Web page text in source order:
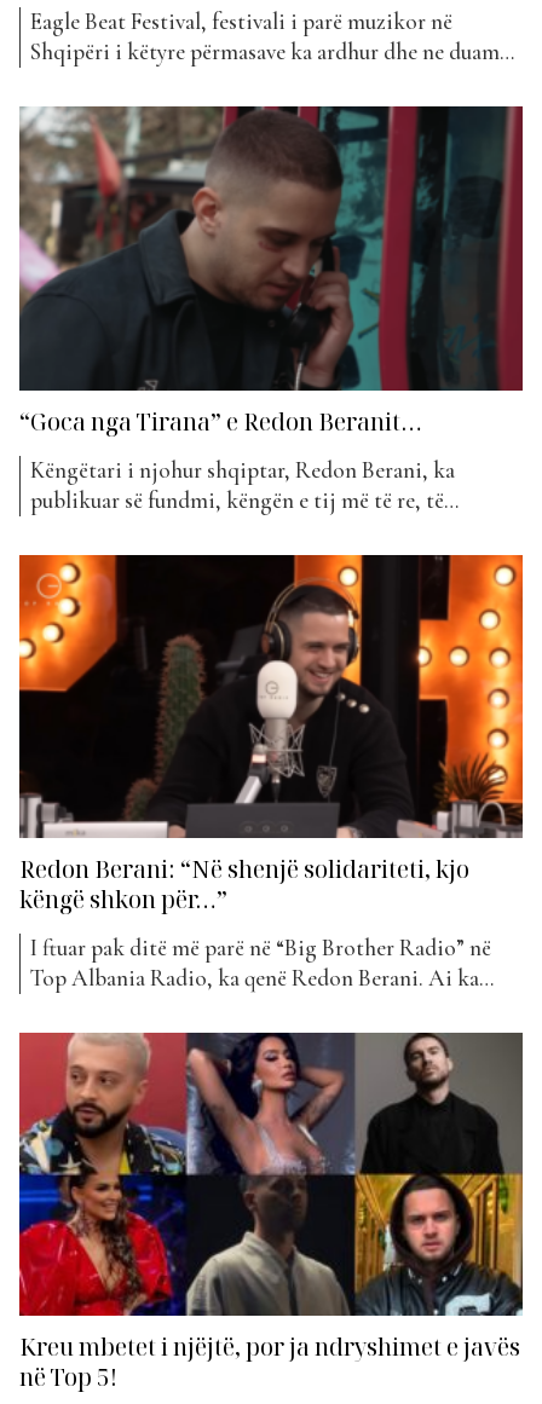
Eagle Beat Festival, festivali i parë muzikor në
Shqipëri i këtyre përmasave ka ardhur dhe ne duam
Liqenit Artificial, Festivali Eagle Beat është vendi ku
muzika, natyra dhe kultura përplasen. Ky është më
shumë se një festival, është një lëvizje....
“Goca nga Tirana” e Redon Beranit…
Këngëtari i njohur shqiptar, Redon Berani, ka
publikuar së fundmi, këngën e tij më të re, të
version i rikthyer i këngës që u interpretua nga Ermal
Fejzullahu vitet e shkuara. Teksti i këngës është
shkruar nga vetë Redoni, me beat nga...
Redon Berani: “Në shenjë solidariteti, kjo
këngë shkon për…”
I ftuar pak ditë më parë në “Big Brother Radio” në
Top Albania Radio, ka qenë Redon Berani. Ai ka
dhe ka komentuar disa nga ngjarjet më të bujshme të
ndodhura së fundmi në shtëpinë e “Big Brother VIP
4”. ...
Kreu mbetet i njëjtë, por ja ndryshimet e javës
në Top 5!